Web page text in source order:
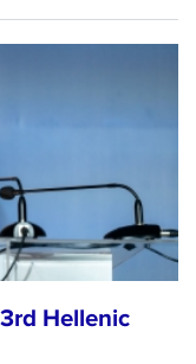
Hellenic